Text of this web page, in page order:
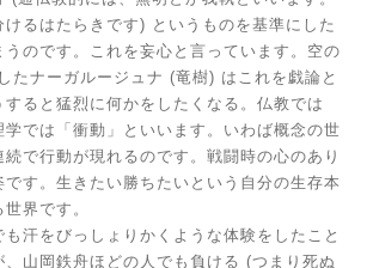
るはたらきです) というものを基準にした
うのです。これを妄心と言っています。空の
たナーガルージュナ (竜樹) はこれを戯論と
すると猛烈に何かをしたくなる。仏教では
学では「衝動」といいます。いわば概念の世
で行動が現れるのです。戦闘時の心のあり
す。生きたい勝ちたいという自分の生存本
界です。
汗をびっしょりかくような体験をしたこと
山岡鉄舟ほどの人でも負ける (つまり死ぬ